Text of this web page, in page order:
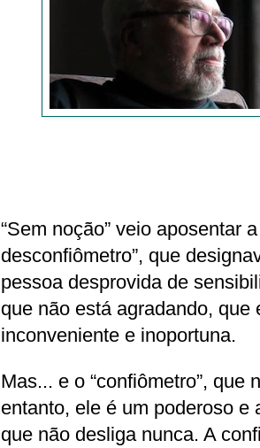
“Sem noção” veio aposentar
desconfiômetro”, que
pessoa desprovida de
que não está agradando, que
inconveniente e inoportuna.
Mas... e o “confiômetro”, que
entanto, ele é um poderoso e
que não desliga nunca. A